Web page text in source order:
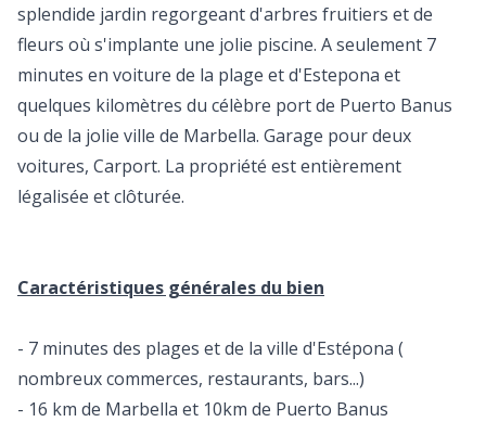
splendide jardin regorgeant d'arbres fruitiers et de
fleurs où s'implante une jolie piscine. A seulement 7
minutes en voiture de la plage et d'Estepona et
quelques kilomètres du célèbre port de Puerto Banus
ou de la jolie ville de Marbella. Garage pour deux
voitures, Carport. La propriété est entièrement
légalisée et clôturée.
Caractéristiques générales du bien
- 7 minutes des plages et de la ville d'Estépona (
nombreux commerces, restaurants, bars...)
- 16 km de Marbella et 10km de Puerto Banus